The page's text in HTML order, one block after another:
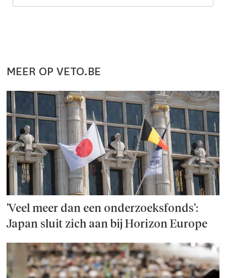
MEER OP VETO.BE
'Veel meer dan een onderzoeks­fonds':
Japan sluit zich aan bij Horizon Europe